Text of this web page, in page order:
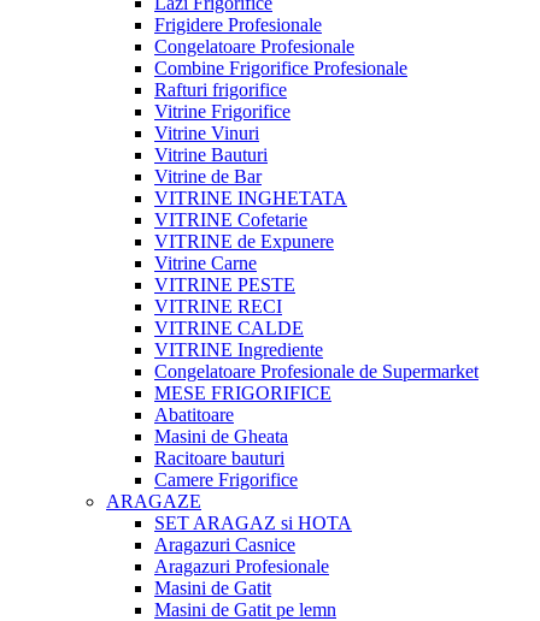
Frigidere Profesionale
Congelatoare Profesionale
Combine Frigorifice Profesionale
Rafturi frigorifice
Vitrine Frigorifice
Vitrine Vinuri
Vitrine Bauturi
Vitrine de Bar
VITRINE INGHETATA
VITRINE Cofetarie
VITRINE de Expunere
Vitrine Carne
VITRINE PESTE
VITRINE RECI
VITRINE CALDE
VITRINE Ingrediente
Congelatoare Profesionale de Supermarket
MESE FRIGORIFICE
Abatitoare
Masini de Gheata
Racitoare bauturi
Camere Frigorifice
ARAGAZE
SET ARAGAZ si HOTA
Aragazuri Casnice
Aragazuri Profesionale
Masini de Gatit
Masini de Gatit pe lemn